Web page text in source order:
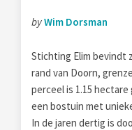
byWim Dorsman
Stichting Elim bevindt
rand van Doorn,
perceel is 1.15
een bostuin met
In de jaren dertig is